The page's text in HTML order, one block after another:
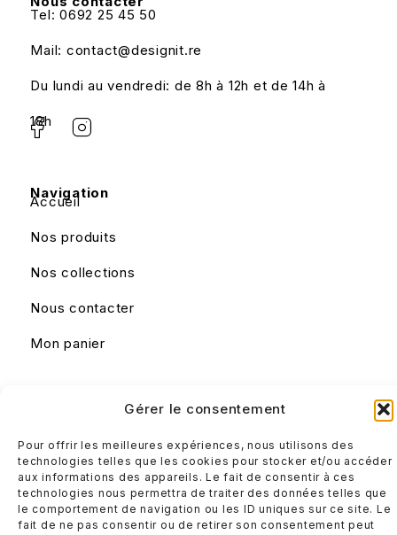
Gérer le consentement
Pour offrir les meilleures expériences, nous utilisons des
technologies telles que les cookies pour stocker et/ou accéder
aux informations des appareils. Le fait de consentir à ces
technologies nous permettra de traiter des données telles que
le comportement de navigation ou les ID uniques sur ce site. Le
fait de ne pas consentir ou de retirer son consentement peut
Tel: 0692 25 45 50
Mail: contact@designit.re
Du lundi au vendredi: de 8h à 12h et de 14h à
18h
Navigation
Accueil
Nos produits
Nos collections
Nous contacter
Mon panier
Mentions légales
Conditions générales de ventes